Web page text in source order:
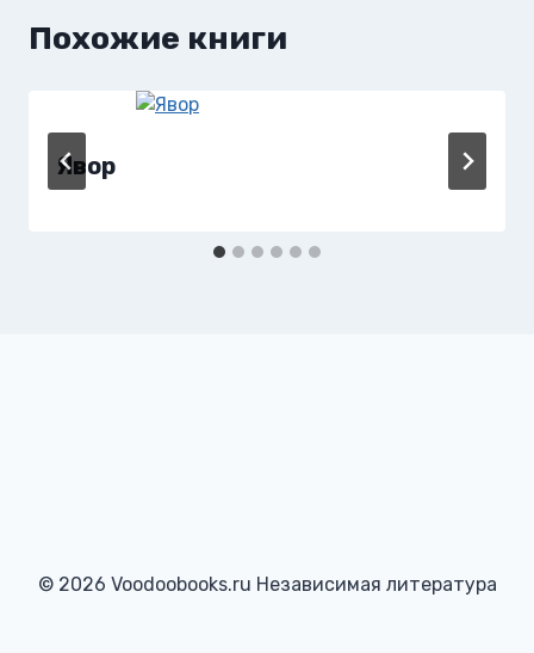
Похожие книги
Явор
© 2026 Voodoobooks.ru Независимая литература